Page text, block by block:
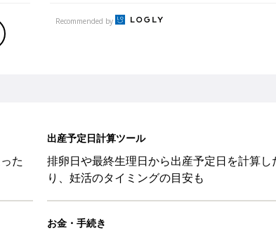
産
出産費用やもらえるお金・必要な手続きを知ろ
と読み、実例も [赤ちゃんの名づけ・命名]
読み、男女別の実例も [赤ちゃんの名づけ・命名]